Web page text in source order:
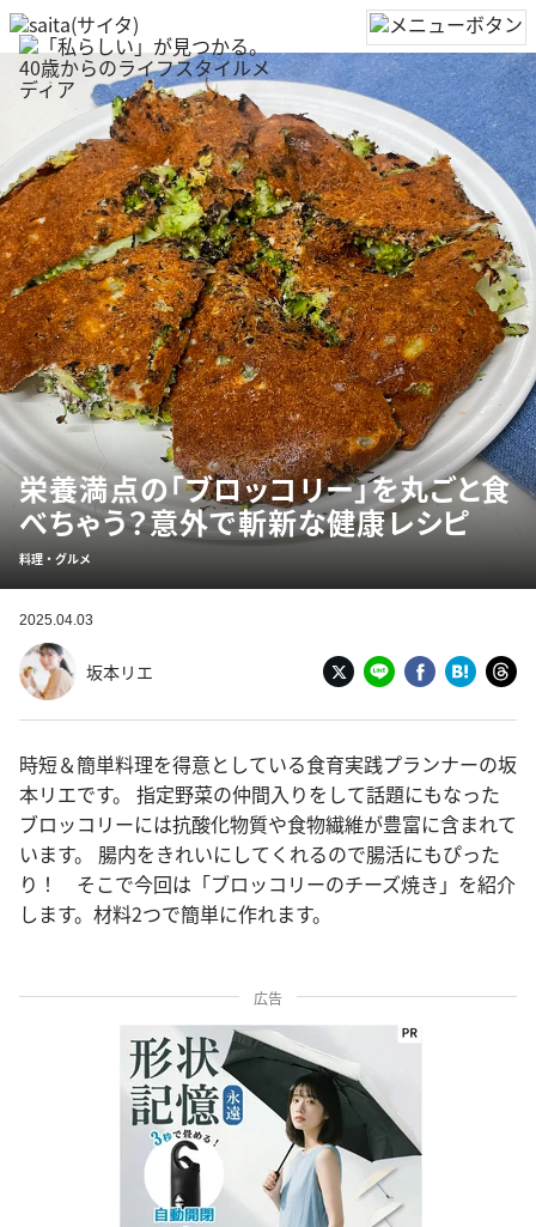
栄養満点の「ブロッコリー」を丸ごと食
べちゃう？意外で斬新な健康レシピ
料理・グルメ
2025.04.03
坂本リエ
時短＆簡単料理を得意としている食育実践プランナーの坂
本リエです。 指定野菜の仲間入りをして話題にもなった
ブロッコリーには抗酸化物質や食物繊維が豊富に含まれて
います。 腸内をきれいにしてくれるので腸活にもぴった
り！ そこで今回は「ブロッコリーのチーズ焼き」を紹介
します。材料2つで簡単に作れます。
広告